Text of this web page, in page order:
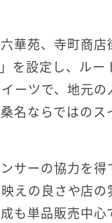
華苑、寺町商店
を設定し、ルー
ーツで、地元
名ならではのス
サーの協力を得
えの良さや店の
も単品販売中心